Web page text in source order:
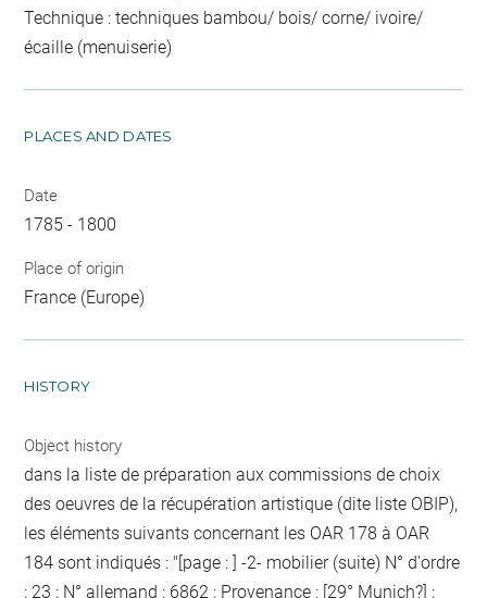
Technique : techniques bambou/ bois/ corne/ ivoire/
écaille (menuiserie)
PLACES AND DATES
Date
1785 - 1800
Place of origin
France (Europe)
HISTORY
Object history
dans la liste de préparation aux commissions de choix
des oeuvres de la récupération artistique (dite liste OBIP),
les éléments suivants concernant les OAR 178 à OAR
184 sont indiqués : "[page : ] -2- mobilier (suite) N° d'ordre
: 23 ; N° allemand : 6862 ; Provenance : [29° Munich?] ;